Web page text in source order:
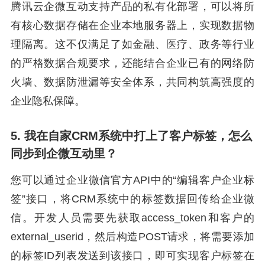
腾讯云企微互动支持产品的私有化部署，可以将所
有核心数据存储在企业本地服务器上，实现数据物
理隔离。这不仅满足了如金融、医疗、政务等行业
的严格数据合规要求，还能结合企业已有的网络防
火墙、数据防泄漏等安全体系，共同构筑高强度的
企业隐私保障。
5. 我在自家CRM系统中打上了客户标签，怎么
同步到企微互动里？
您可以通过企业微信官方API中的“编辑客户企业标
签”接口，将CRM系统中的标签数据回传给企业微
信。开发人员需要先获取access_token和客户的
external_userid，然后构造POST请求，将需要添加
的标签ID列表发送到该接口，即可实现客户标签在